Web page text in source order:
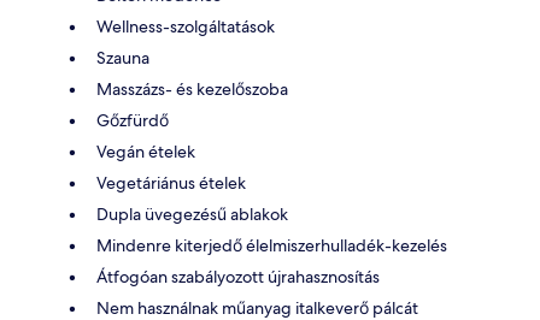
Wellness-szolgáltatások
Szauna
Masszázs- és kezelőszoba
Gőzfürdő
Vegán ételek
Vegetáriánus ételek
Dupla üvegezésű ablakok
Mindenre kiterjedő élelmiszerhulladék-kezelés
Átfogóan szabályozott újrahasznosítás
Nem használnak műanyag italkeverő pálcát